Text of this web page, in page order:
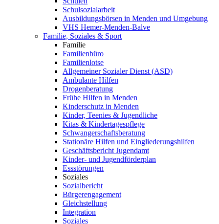
Schulsozialarbeit
Ausbildungsbörsen in Menden und Umgebung
VHS Hemer-Menden-Balve
Familie, Soziales & Sport
Familie
Familienbüro
Familienlotse
Allgemeiner Sozialer Dienst (ASD)
Ambulante Hilfen
Drogenberatung
Frühe Hilfen in Menden
Kinderschutz in Menden
Kinder, Teenies & Jugendliche
Kitas & Kindertagespflege
Schwangerschaftsberatung
Stationäre Hilfen und Eingliederungshilfen
Geschäftsbericht Jugendamt
Kinder- und Jugendförderplan
Essstörungen
Soziales
Sozialbericht
Bürgerengagement
Gleichstellung
Integration
Soziales